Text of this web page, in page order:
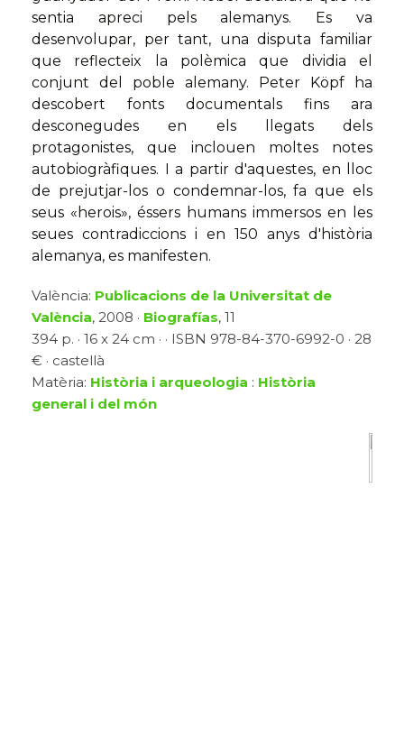
sentia apreci pels alemanys. Es va
desenvolupar, per tant, una disputa familiar
que reflecteix la polèmica que dividia el
conjunt del poble alemany. Peter Köpf ha
descobert fonts documentals fins ara
desconegudes en els llegats dels
protagonistes, que inclouen moltes notes
autobiogràfiques. I a partir d'aquestes, en lloc
de prejutjar-los o condemnar-los, fa que els
seus «herois», éssers humans immersos en les
seues contradiccions i en 150 anys d'història
alemanya, es manifesten.
València: Publicacions de la Universitat de
València, 2008 · Biografías, 11
394 p. · 16 x 24 cm · · ISBN 978-84-370-6992-0 · 28
€ · castellà
Matèria: Història i arqueologia : Història
general i del món